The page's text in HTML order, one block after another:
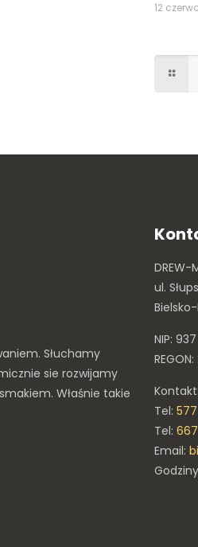
12
Słuchamy
sie rozwijamy
Właśnie takie
DREW-
ul.
NIP:
Kontakt:
Tel:
Tel: 667
Email: